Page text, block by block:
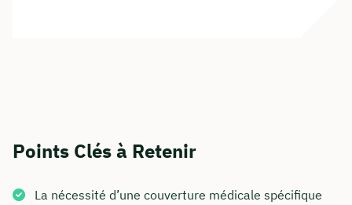
Points Clés à Retenir
La nécessité d’une couverture médicale spécifique